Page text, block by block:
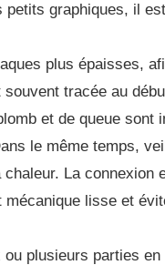
graphiques, il
plus épaisses,
tracée au
et de queue
le même temps,
La
lisse et
plusieurs parties